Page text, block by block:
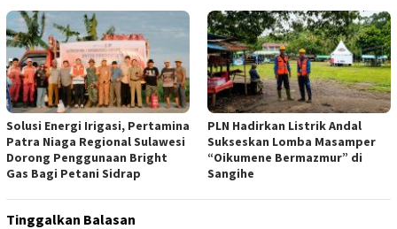
Solusi Energi Irigasi, Pertamina
Patra Niaga Regional Sulawesi
Dorong Penggunaan Bright
Gas Bagi Petani Sidrap
PLN Hadirkan Listrik Andal
Sukseskan Lomba Masamper
“Oikumene Bermazmur” di
Sangihe
Tinggalkan Balasan